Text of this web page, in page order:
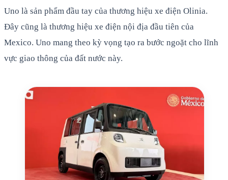
Uno là sản phẩm đầu tay của thương hiệu xe điện Olinia.
Đây cũng là thương hiệu xe điện nội địa đầu tiên của
Mexico. Uno mang theo kỳ vọng tạo ra bước ngoặt cho lĩnh
vực giao thông của đất nước này.